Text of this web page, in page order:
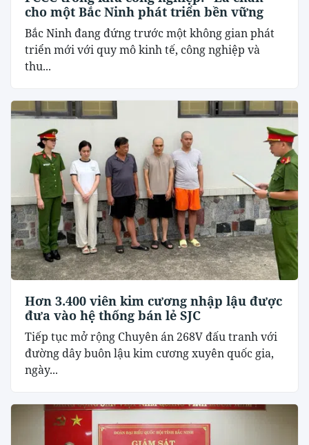
cho một Bắc Ninh phát triển bền vững
Bắc Ninh đang đứng trước một không gian phát
triển mới với quy mô kinh tế, công nghiệp và
thu...
Hơn 3.400 viên kim cương nhập lậu được
đưa vào hệ thống bán lẻ SJC
Tiếp tục mở rộng Chuyên án 268V đấu tranh với
đường dây buôn lậu kim cương xuyên quốc gia,
ngày...